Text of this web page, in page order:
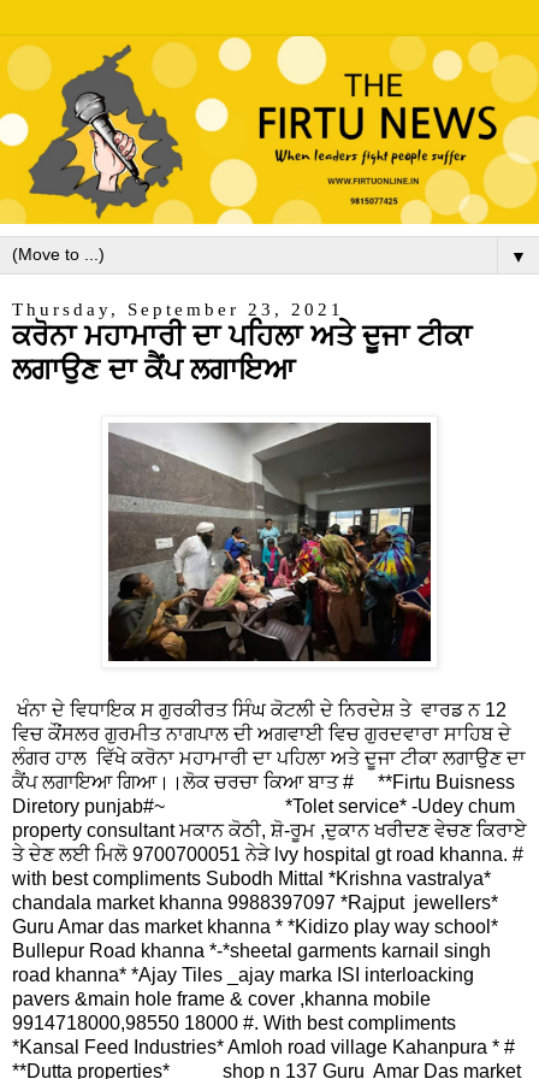
▼
Thursday, September 23, 2021
ਕਰੋਨਾ ਮਹਾਮਾਰੀ ਦਾ ਪਹਿਲਾ ਅਤੇ ਦੂਜਾ ਟੀਕਾ
ਲਗਾਉਣ ਦਾ ਕੈਂਪ ਲਗਾਇਆ
ਖੰਨਾ ਦੇ ਵਿਧਾਇਕ ਸ ਗੁਰਕੀਰਤ ਸਿੰਘ ਕੋਟਲੀ ਦੇ ਨਿਰਦੇਸ਼ ਤੇ ਵਾਰਡ ਨ 12
ਵਿਚ ਕੌਂਸਲਰ ਗੁਰਮੀਤ ਨਾਗਪਾਲ ਦੀ ਅਗਵਾਈ ਵਿਚ ਗੁਰਦਵਾਰਾ ਸਾਹਿਬ ਦੇ
ਲੰਗਰ ਹਾਲ ਵਿੱਖੇ ਕਰੋਨਾ ਮਹਾਮਾਰੀ ਦਾ ਪਹਿਲਾ ਅਤੇ ਦੂਜਾ ਟੀਕਾ ਲਗਾਉਣ ਦਾ
ਕੈਂਪ ਲਗਾਇਆ ਗਿਆ।।ਲੋਕ ਚਰਚਾ ਕਿਆ ਬਾਤ # **Firtu Buisness
Diretory punjab#~ *Tolet service* -Udey chum
property consultant ਮਕਾਨ ਕੋਠੀ, ਸ਼ੋ-ਰੂਮ ,ਦੁਕਾਨ ਖਰੀਦਣ ਵੇਚਣ ਕਿਰਾਏ
ਤੇ ਦੇਣ ਲਈ ਮਿਲੋ 9700700051 ਨੇੜੇ lvy hospital gt road khanna. #
with best compliments Subodh Mittal *Krishna vastralya*
chandala market khanna 9988397097 *Rajput jewellers*
Guru Amar das market khanna * *Kidizo play way school*
Bullepur Road khanna *-*sheetal garments karnail singh
road khanna* *Ajay Tiles _ajay marka ISI interloacking
pavers &main hole frame & cover ,khanna mobile
9914718000,98550 18000 #. With best compliments
*Kansal Feed Industries* Amloh road village Kahanpura * #
**Dutta properties* shop n 137 Guru Amar Das market